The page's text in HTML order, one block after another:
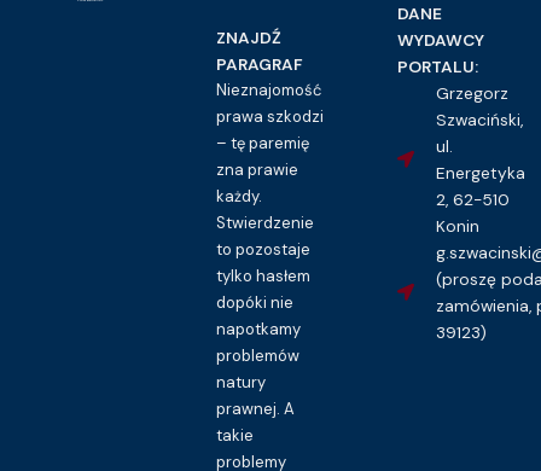
ZNAJDŹ
PARAGRAF
Nieznajomość
prawa szkodzi
– tę paremię
zna prawie
każdy.
Stwierdzenie
to pozostaje
tylko hasłem
dopóki nie
napotkamy
problemów
natury
prawnej. A
takie
problemy
DANE
WYDAWCY
PORTALU:
Grzegorz
Szwaciński,
ul.
Energetyka
2, 62-510
Konin
(proszę
zamówienia,
39123)